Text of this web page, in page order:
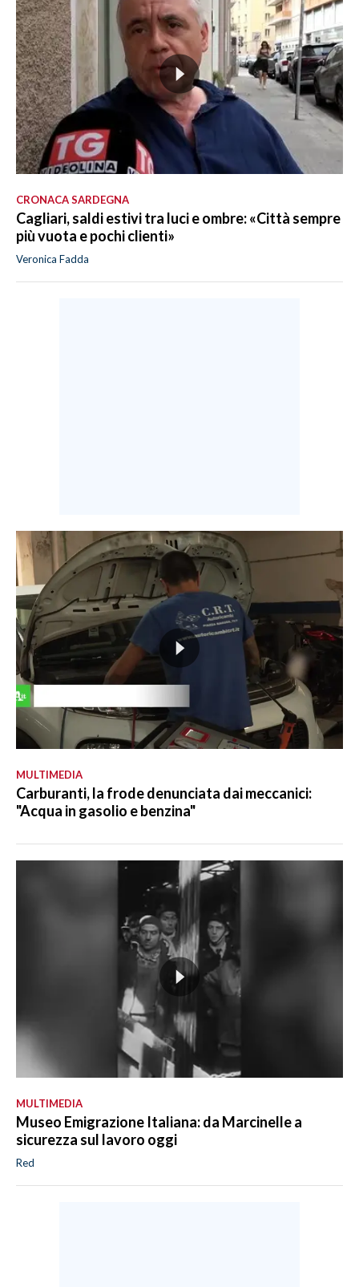
CRONACA SARDEGNA
Cagliari, saldi estivi tra luci e ombre: «Città sempre
più vuota e pochi clienti»
Veronica Fadda
MULTIMEDIA
Carburanti, la frode denunciata dai meccanici:
"Acqua in gasolio e benzina"
MULTIMEDIA
Museo Emigrazione Italiana: da Marcinelle a
sicurezza sul lavoro oggi
Red